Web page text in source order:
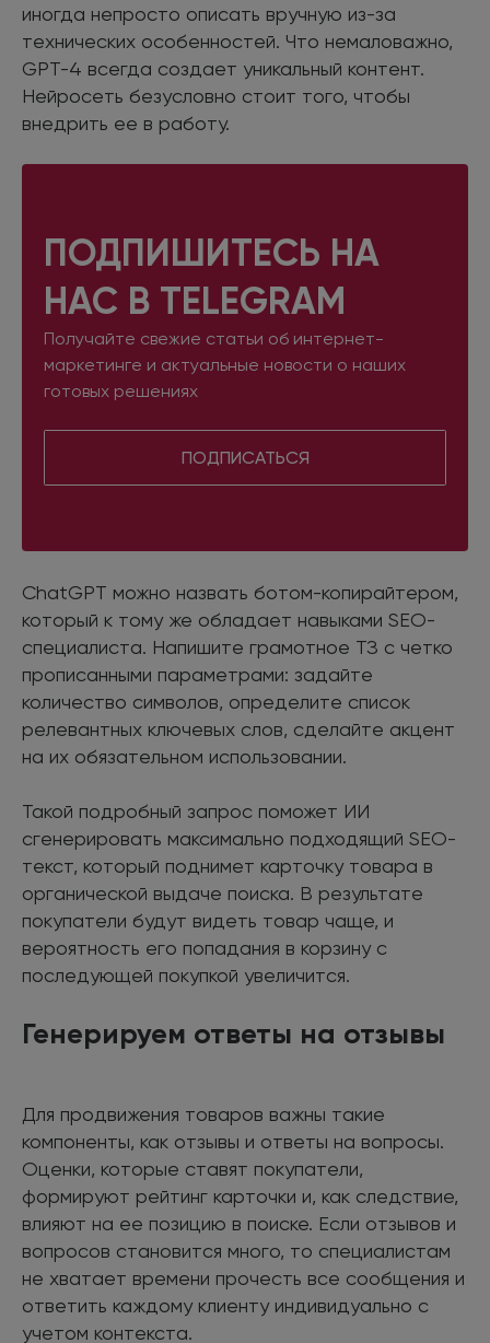
иногда непросто описать вручную из-за
технических особенностей. Что немаловажно,
GPT-4 всегда создает уникальный контент.
Нейросеть безусловно стоит того, чтобы
внедрить ее в работу.
ПОДПИШИТЕСЬ НА
НАС В TELEGRAM
Получайте свежие статьи об интернет-
маркетинге и актуальные новости о наших
готовых решениях
ПОДПИСАТЬСЯ
ChatGPT можно назвать ботом-копирайтером,
который к тому же обладает навыками SEO-
специалиста. Напишите грамотное ТЗ с четко
прописанными параметрами: задайте
количество символов, определите список
релевантных ключевых слов, сделайте акцент
на их обязательном использовании.
Такой подробный запрос поможет ИИ
сгенерировать максимально подходящий SEO-
текст, который поднимет карточку товара в
органической выдаче поиска. В результате
покупатели будут видеть товар чаще, и
вероятность его попадания в корзину с
последующей покупкой увеличится.
Генерируем ответы на отзывы
Для продвижения товаров важны такие
компоненты, как отзывы и ответы на вопросы.
Оценки, которые ставят покупатели,
формируют рейтинг карточки и, как следствие,
влияют на ее позицию в поиске. Если отзывов и
вопросов становится много, то специалистам
не хватает времени прочесть все сообщения и
ответить каждому клиенту индивидуально с
учетом контекста.